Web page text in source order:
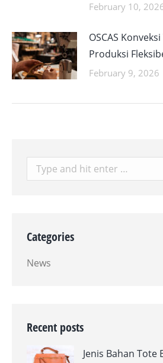
February 10,
OSCAS
Produksi
February 9, 2026
Search:
Categories
News
Recent posts
Jenis Bahan Tote